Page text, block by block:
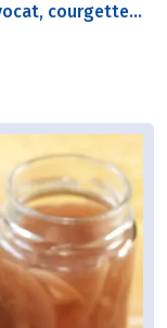
courgette...